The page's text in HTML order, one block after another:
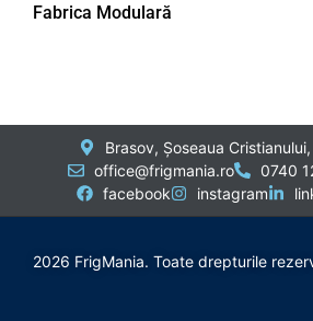
Fabrica Modulară
Brasov, Șoseaua
office@frigmania.ro
0740
facebook
instagram
2026 FrigMania. Toate drepturile